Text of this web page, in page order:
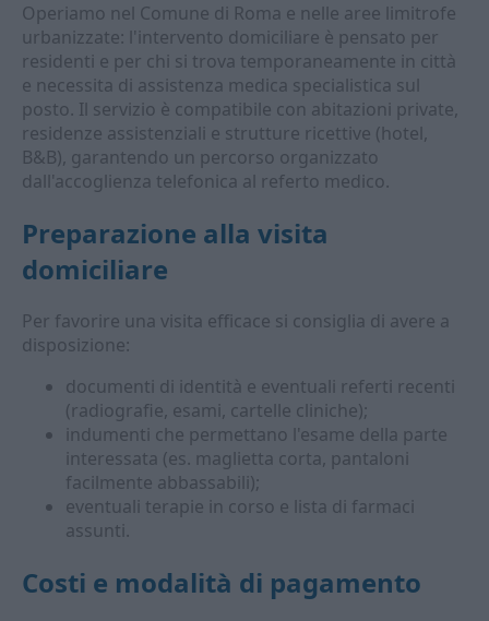
Operiamo nel Comune di Roma e nelle aree limitrofe
urbanizzate: l'intervento domiciliare è pensato per
residenti e per chi si trova temporaneamente in città
e necessita di assistenza medica specialistica sul
posto. Il servizio è compatibile con abitazioni private,
residenze assistenziali e strutture ricettive (hotel,
B&B), garantendo un percorso organizzato
dall'accoglienza telefonica al referto medico.
Preparazione alla visita
domiciliare
Per favorire una visita efficace si consiglia di avere a
disposizione:
documenti di identità e eventuali referti recenti
(radiografie, esami, cartelle cliniche);
indumenti che permettano l'esame della parte
interessata (es. maglietta corta, pantaloni
facilmente abbassabili);
eventuali terapie in corso e lista di farmaci
assunti.
Costi e modalità di pagamento